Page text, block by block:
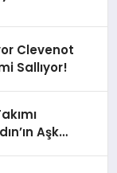
Clevenot
Sallıyor!
Aşk